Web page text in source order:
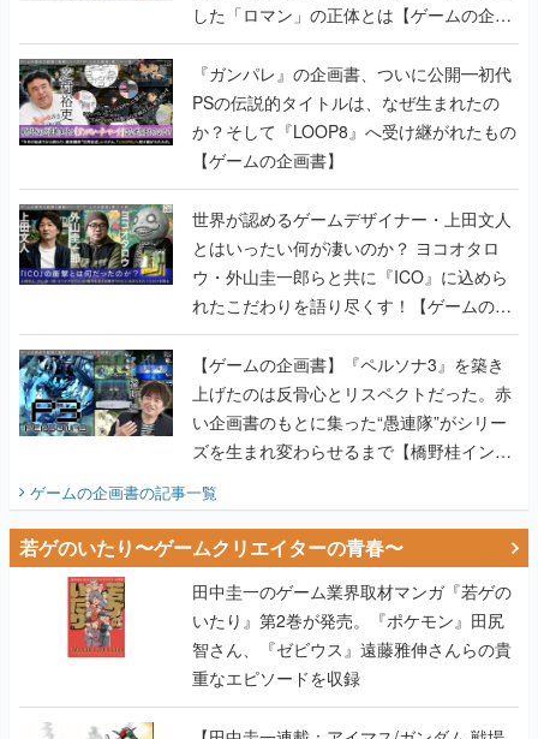
した「ロマン」の正体とは【ゲームの企画
書】
『ガンパレ』の企画書、ついに公開━初代
PSの伝説的タイトルは、なぜ生まれたの
か？そして『LOOP8』へ受け継がれたもの
【ゲームの企画書】
世界が認めるゲームデザイナー・上田文人
とはいったい何が凄いのか？ ヨコオタロ
ウ・外山圭一郎らと共に『ICO』に込めら
れたこだわりを語り尽くす！【ゲームの企
画書】
【ゲームの企画書】『ペルソナ3』を築き
上げたのは反骨心とリスペクトだった。赤
い企画書のもとに集った“愚連隊”がシリー
ズを生まれ変わらせるまで【橋野桂インタ
ゲームの企画書の記事一覧
若ゲのいたり〜ゲームクリエイターの青春〜
田中圭一のゲーム業界取材マンガ『若ゲの
いたり』第2巻が発売。『ポケモン』田尻
智さん、『ゼビウス』遠藤雅伸さんらの貴
重なエピソードを収録